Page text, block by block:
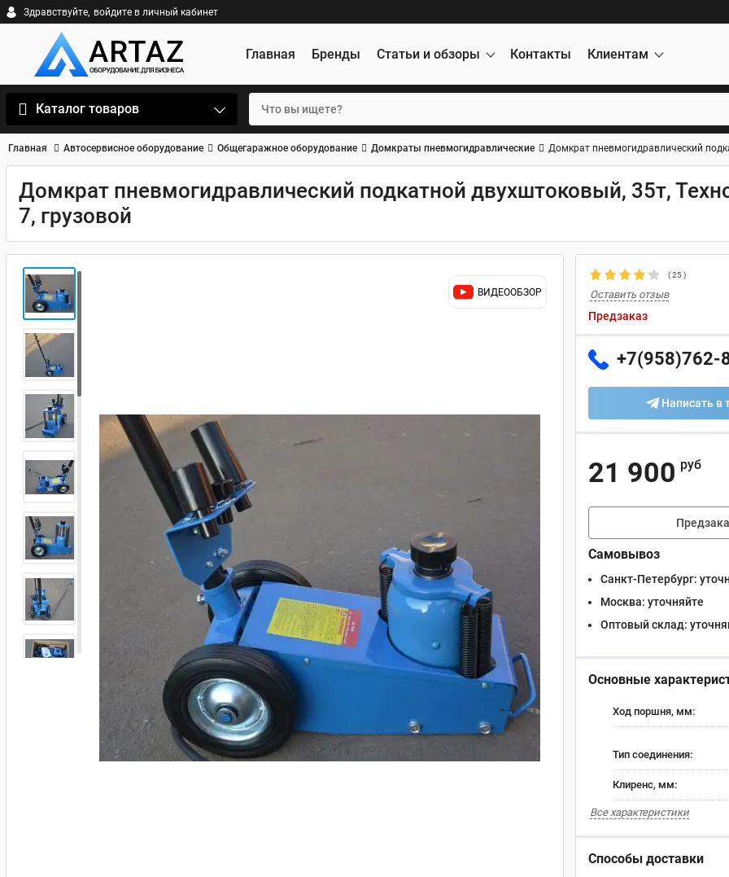
Здравствуйте, войдите в личный кабинет
Главная Бренды Статьи и обзоры Контакты Клиентам
Каталог товаров
Главная Автосервисное оборудование Общегаражное оборудование Домкраты пневмогидравлические Домкрат пневмогидравлический
Домкрат пневмогидравлический подкатной двухштоковый, 35т,
7, грузовой
ВИДЕООБЗОР
(25)
Оставить отзыв
Предзаказ
+7(958)762-
Написать в
21 900 руб
Самовывоз
Санкт-Петербург:
Москва: уточняйте
Оптовый склад:
Основные
Ход поршня, мм:
Тип соединения:
Клиренс, мм:
Все характеристики
Способы доставки